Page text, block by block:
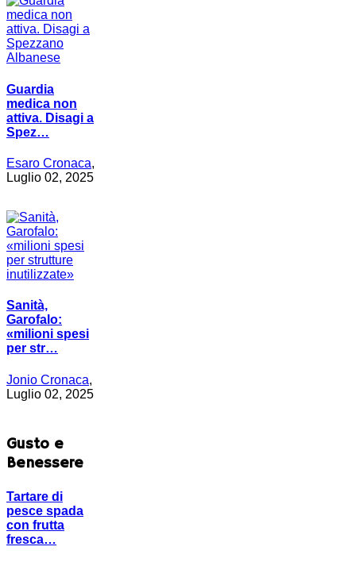
Guardia
medica non
attiva. Disagi a
Spez…
Esaro Cronaca,
Luglio 02, 2025
Sanità,
Garofalo:
«milioni spesi
per str…
Jonio Cronaca,
Luglio 02, 2025
Gusto e
Benessere
Tartare di
pesce spada
con frutta
fresca…